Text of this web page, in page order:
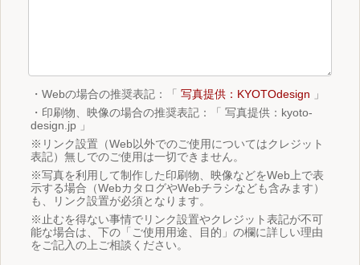
・Webの場合の推奨表記：「 写真提供：KYOTOdesign 」
・印刷物、映像の場合の推奨表記：「 写真提供：kyoto-
design.jp 」
※リンク設置（Web以外でのご使用についてはクレジット
表記）無しでのご使用は一切できません。
※写真を利用して制作した印刷物、映像などをWeb上で表
示する場合（WebカタログやWebチラシなども含みます）
も、リンク設置が必須となります。
※止むを得ない事情でリンク設置やクレジット表記が不可
能な場合は、下の「ご使用用途、目的」の欄に詳しい理由
をご記入の上ご相談ください。